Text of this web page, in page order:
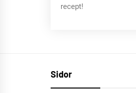
recept!
Sidor